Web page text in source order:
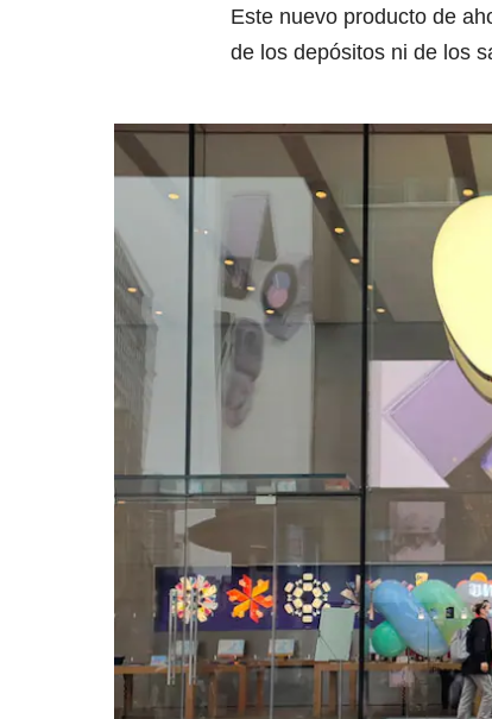
Este nuevo producto de
de los depósitos ni de los